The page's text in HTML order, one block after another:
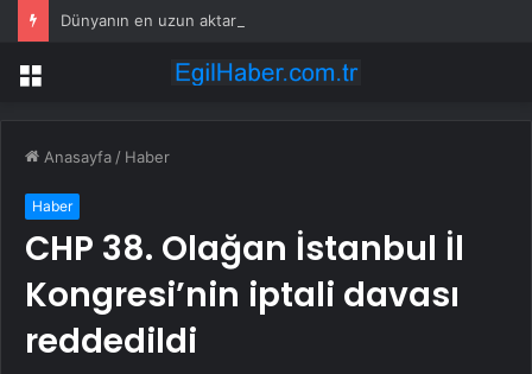
Menü
Anasayfa / Haber
Haber
CHP 38. Olağan İstanbul İl
Kongresi’nin iptali davası
reddedildi